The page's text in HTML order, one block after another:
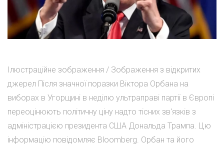
Ілюстраційне зображення / Зображення з відкритих
джерел Після значної поразки Віктора Орбана на
виборах в Угорщині в неділю ультраправі партії в Європі
переоцінюють політичну ціну надто тісних зв'язків з
адміністрацією президента США Дональда Трампа. Цю
інформацію повідомляє Bloomberg. Орбан та його